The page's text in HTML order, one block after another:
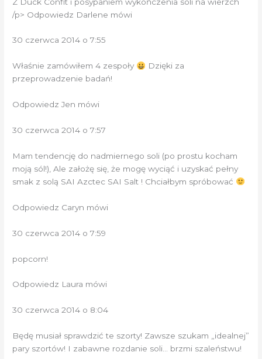
/p> Odpowiedz Darlene mówi
30 czerwca 2014 o 7:55
Właśnie zamówiłem 4 zespoły
Dzięki za
przeprowadzenie badań!
Odpowiedz Jen mówi
30 czerwca 2014 o 7:57
Mam tendencję do nadmiernego soli (po prostu kocham
moją sól!), Ale założę się, że mogę wyciąć i uzyskać pełny
smak z solą SAI Azctec SAI Salt ! Chciałbym spróbować
Odpowiedz Caryn mówi
30 czerwca 2014 o 7:59
popcorn!
Odpowiedz Laura mówi
30 czerwca 2014 o 8:04
Będę musiał sprawdzić te szorty! Zawsze szukam „idealnej”
pary szortów! I zabawne rozdanie soli… brzmi szaleństwu!